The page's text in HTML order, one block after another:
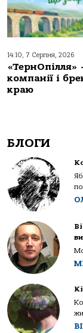
14:10, 7 Серпня, 2026
«ТернОпілля»
компанії і
краю
БЛОГИ